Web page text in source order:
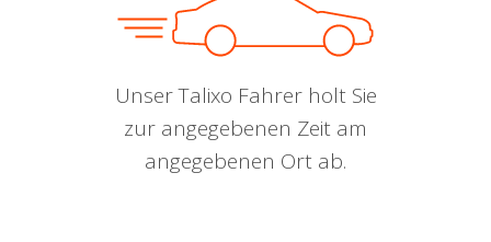
Unser Talixo Fahrer holt Sie
zur angegebenen Zeit am
angegebenen Ort ab.